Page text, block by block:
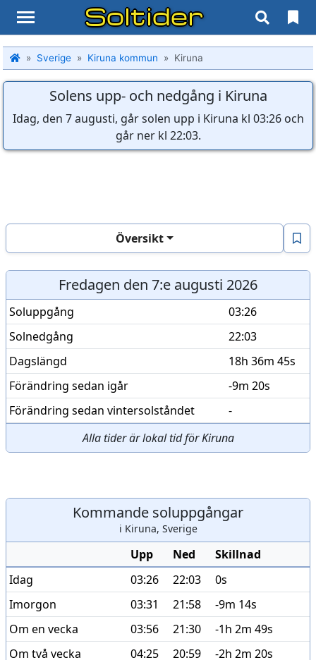
Soltider
Sverige Kiruna kommun Kiruna
Solens upp- och nedgång i Kiruna
Idag, den 7 augusti, går solen upp i Kiruna kl 03:26 och
går ner kl 22:03.
Översikt
Fredagen den 7:e augusti 2026
Soluppgång
03:26
Solnedgång
22:03
Dagslängd
18h 36m 45s
Förändring sedan igår
-9m 20s
Förändring sedan vintersolståndet
-
Alla tider är lokal tid för Kiruna
Kommande soluppgångar
i Kiruna, Sverige
Upp Ned
Skillnad
Idag
03:26 22:03
0s
Imorgon
03:31 21:58
-9m 14s
Om en vecka
03:56 21:30
-1h 2m 49s
Om två vecka
04:25 20:59
-2h 2m 20s